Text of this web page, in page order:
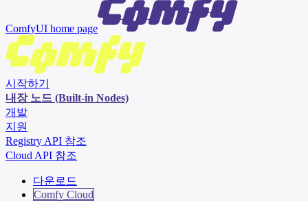
ComfyUI home page
시작하기
내장 노드 (Built-in Nodes)
개발
지원
Registry API 참조
Cloud API 참조
다운로드
Comfy Cloud